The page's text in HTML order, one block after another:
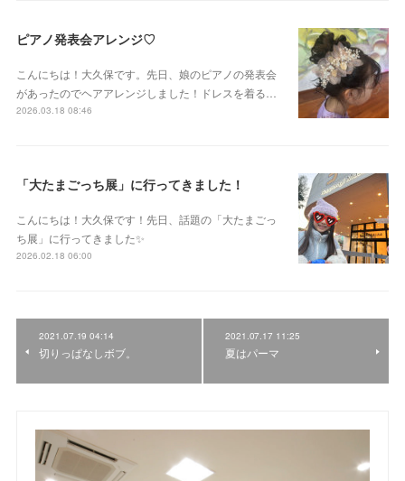
ピアノ発表会アレンジ♡
こんにちは！大久保です。先日、娘のピアノの発表会
があったのでヘアアレンジしました！ドレスを着る…
2026.03.18 08:46
「大たまごっち展」に行ってきました！
こんにちは！大久保です！先日、話題の「大たまごっ
ち展」に行ってきました✨
2026.02.18 06:00
2021.07.19 04:14
切りっぱなしボブ。
2021.07.17 11:25
夏はパーマ